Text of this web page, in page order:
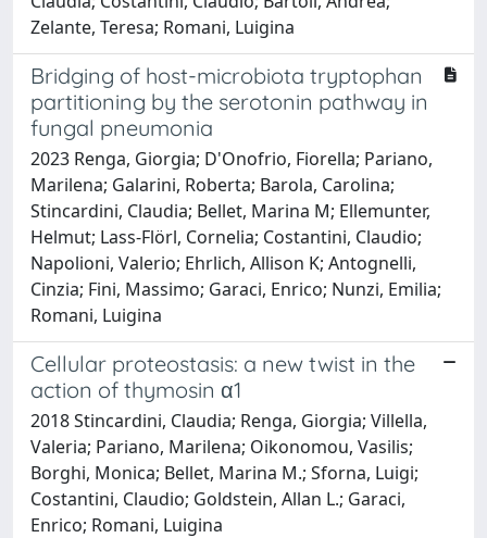
Zelante, Teresa; Romani, Luigina
Bridging of host-microbiota tryptophan
partitioning by the serotonin pathway in
fungal pneumonia
2023 Renga, Giorgia; D'Onofrio, Fiorella; Pariano,
Marilena; Galarini, Roberta; Barola, Carolina;
Stincardini, Claudia; Bellet, Marina M; Ellemunter,
Helmut; Lass-Flörl, Cornelia; Costantini, Claudio;
Napolioni, Valerio; Ehrlich, Allison K; Antognelli,
Cinzia; Fini, Massimo; Garaci, Enrico; Nunzi, Emilia;
Romani, Luigina
Cellular proteostasis: a new twist in the
action of thymosin α1
2018 Stincardini, Claudia; Renga, Giorgia; Villella,
Valeria; Pariano, Marilena; Oikonomou, Vasilis;
Borghi, Monica; Bellet, Marina M.; Sforna, Luigi;
Costantini, Claudio; Goldstein, Allan L.; Garaci,
Enrico; Romani, Luigina